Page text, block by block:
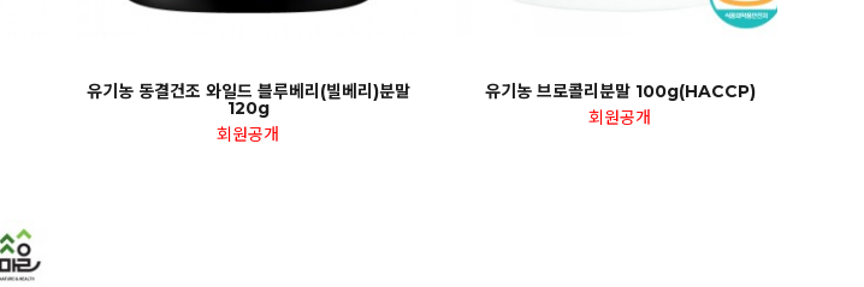
유기농 동결건조 와일드 블루베리(빌베리)분말
120g
회원공개
유기농 브로콜리분말 100g(HACCP)
회원공개